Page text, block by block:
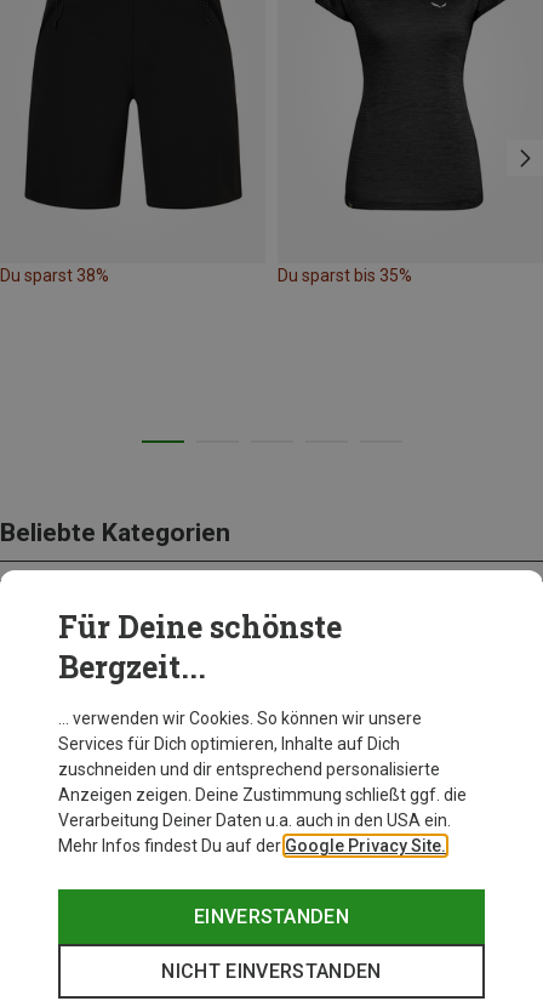
Du sparst 38% Du sparst bis 35%
Beliebte Kategorien
BEKLEIDUNG
Für Deine schönste
Bergzeit...
… verwenden wir Cookies. So können wir unsere
Services für Dich optimieren, Inhalte auf Dich
zuschneiden und dir entsprechend personalisierte
Anzeigen zeigen. Deine Zustimmung schließt ggf. die
Verarbeitung Deiner Daten u.a. auch in den USA ein.
Mehr Infos findest Du auf der Google Privacy Site.
EINVERSTANDEN
NICHT EINVERSTANDEN